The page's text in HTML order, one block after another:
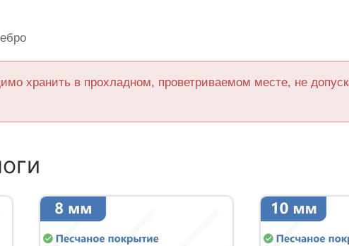
хранить в прохладном, проветриваемом месте, не